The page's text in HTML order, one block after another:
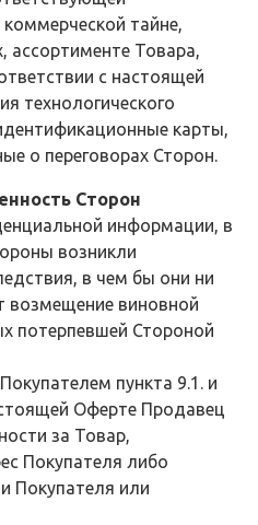
тайне,
ассортименте Товара,
с настоящей
технологического
карты,
о переговорах Сторон.
Сторон
информации, в
возникли
в чем бы они ни
возмещение виновной
потерпевшей Стороной
пункта 9.1. и
Оферте Продавец
за Товар,
Покупателя либо
Покупателя или